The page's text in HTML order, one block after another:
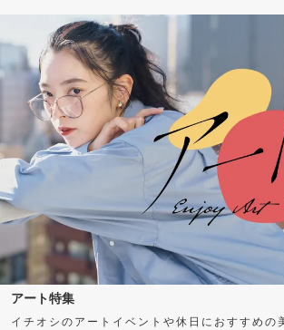
アート特集
イチオシのアートイベントや休日におすすめの